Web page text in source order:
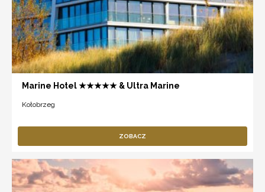
Marine Hotel ★★★★★ & Ultra Marine
Kołobrzeg
ZOBACZ